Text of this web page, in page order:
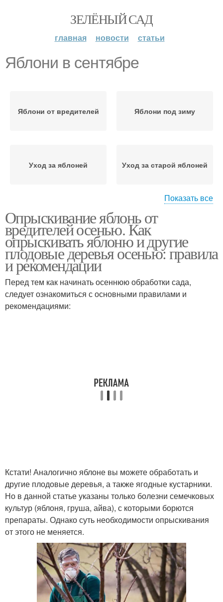
ЗЕЛЁНЫЙ САД
главная новости статьи
Яблони в сентябре
Яблони от вредителей Яблони под зиму
Уход за яблоней Уход за старой яблоней
Яблони в мае Яблони во время
Показать все
Опрыскивание яблонь от
вредителей осенью. Как
опрыскивать яблоню и другие
плодовые деревья осенью: правила
и рекомендации
Перед тем как начинать осеннюю обработки сада,
следует ознакомиться с основными правилами и
рекомендациями:
Кстати! Аналогично яблоне вы можете обработать и
другие плодовые деревья, а также ягодные кустарники.
Но в данной статье указаны только болезни семечковых
культур (яблоня, груша, айва), с которыми борются
препараты. Однако суть необходимости опрыскивания
от этого не меняется.